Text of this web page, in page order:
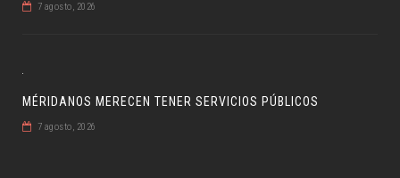
7 agosto, 2026
MÉRIDANOS MERECEN TENER SERVICIOS PÚBLICOS
7 agosto, 2026